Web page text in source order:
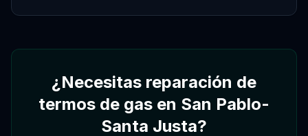
¿Necesitas reparación de
termos de gas en San Pablo-
Santa Justa?
Hola, soy el asistente de Gregorio. Puedo
chat, consultando la agenda real.